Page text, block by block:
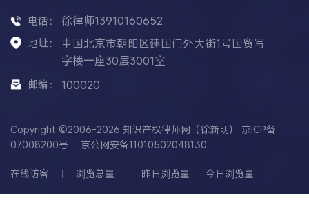
电话： 徐律师13910160652
地址：
中国北京市朝阳区建国门外大街1号国贸写
字楼一座30层3001室
邮编： 100020
Copyright ©2006-2026 知识产权律师网（徐新明） 京ICP备
07008200号
京公网安备11010502048130
在线访客 浏览总量 昨日浏览量 今日浏览量